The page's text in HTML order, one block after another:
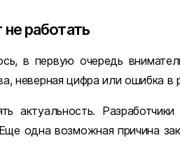
работать
в первую очередь
неверная цифра или ошибка в
актуальность.
одна возможная причина